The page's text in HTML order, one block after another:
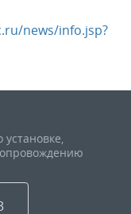
news/info.jsp?